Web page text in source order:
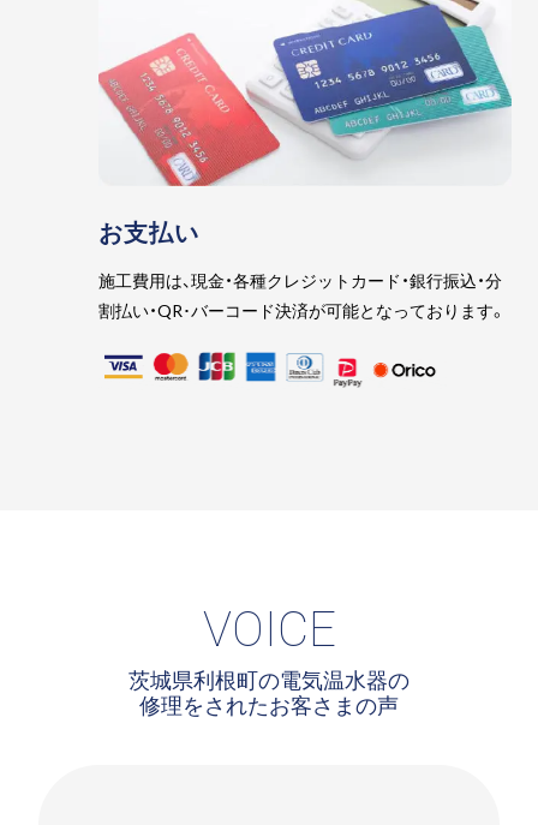
お支払い
施工費用は、現金・各種クレジットカード・銀行振込・分
割払い・QR･バーコード決済が可能となっております。
VOICE
茨城県利根町の電気温水器の
修理をされたお客さまの声